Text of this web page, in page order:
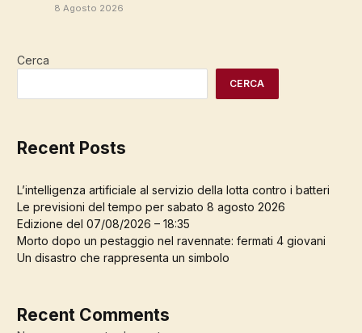
8 Agosto 2026
Cerca
CERCA
Recent Posts
L’intelligenza artificiale al servizio della lotta contro i batteri
Le previsioni del tempo per sabato 8 agosto 2026
Edizione del 07/08/2026 – 18:35
Morto dopo un pestaggio nel ravennate: fermati 4 giovani
Un disastro che rappresenta un simbolo
Recent Comments